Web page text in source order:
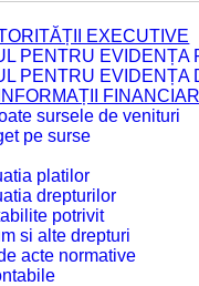
EXECUTIVE
PENTRU EVIDENȚA
PENTRU EVIDENȚA
sursele de venituri
pe surse
platilor
drepturilor
potrivit
si alte drepturi
acte normative